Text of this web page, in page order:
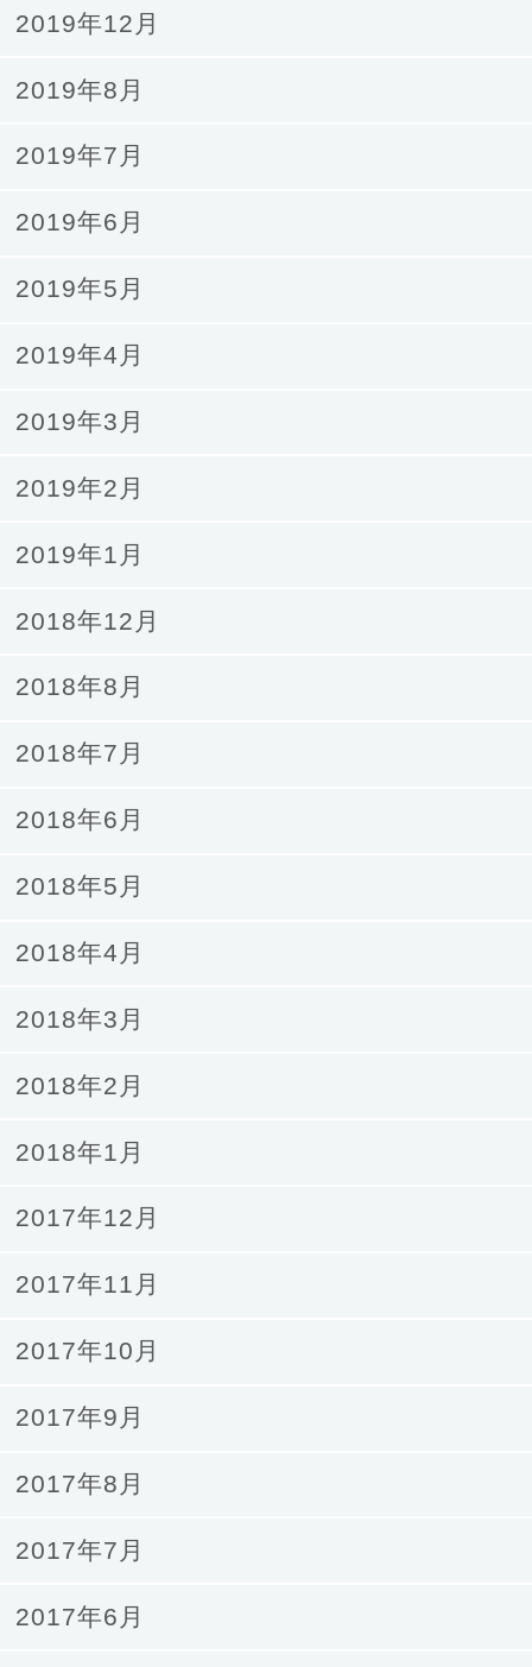
2019年12月
2019年8月
2019年7月
2019年6月
2019年5月
2019年4月
2019年3月
2019年2月
2019年1月
2018年12月
2018年8月
2018年7月
2018年6月
2018年5月
2018年4月
2018年3月
2018年2月
2018年1月
2017年12月
2017年11月
2017年10月
2017年9月
2017年8月
2017年7月
2017年6月